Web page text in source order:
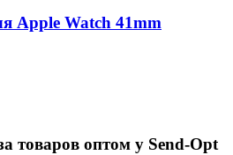
Apple Watch 41mm
товаров оптом у Send-Opt